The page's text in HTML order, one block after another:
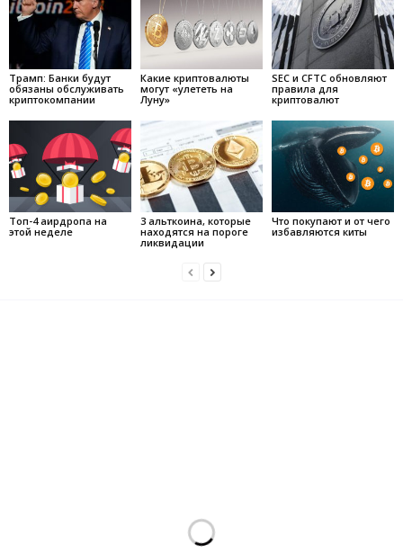
Трамп: Банки будут
обязаны обслуживать
криптокомпании
Какие криптовалюты
могут «улететь на
Луну»
SEC и CFTC обновляют
правила для
криптовалют
Топ-4 аирдропа на
этой неделе
3 альткоина, которые
находятся на пороге
ликвидации
Что покупают и от чего
избавляются киты